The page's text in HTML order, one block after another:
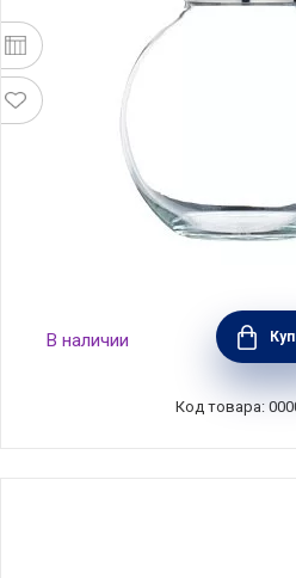
Кофеварка-пуровер
приготовления кофе
Craft,
В наличии
Код товара: